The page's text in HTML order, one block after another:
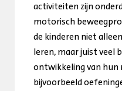
activiteiten zijn
motorisch
de kinderen niet
leren, maar juist veel
ontwikkeling van hun
bijvoorbeeld